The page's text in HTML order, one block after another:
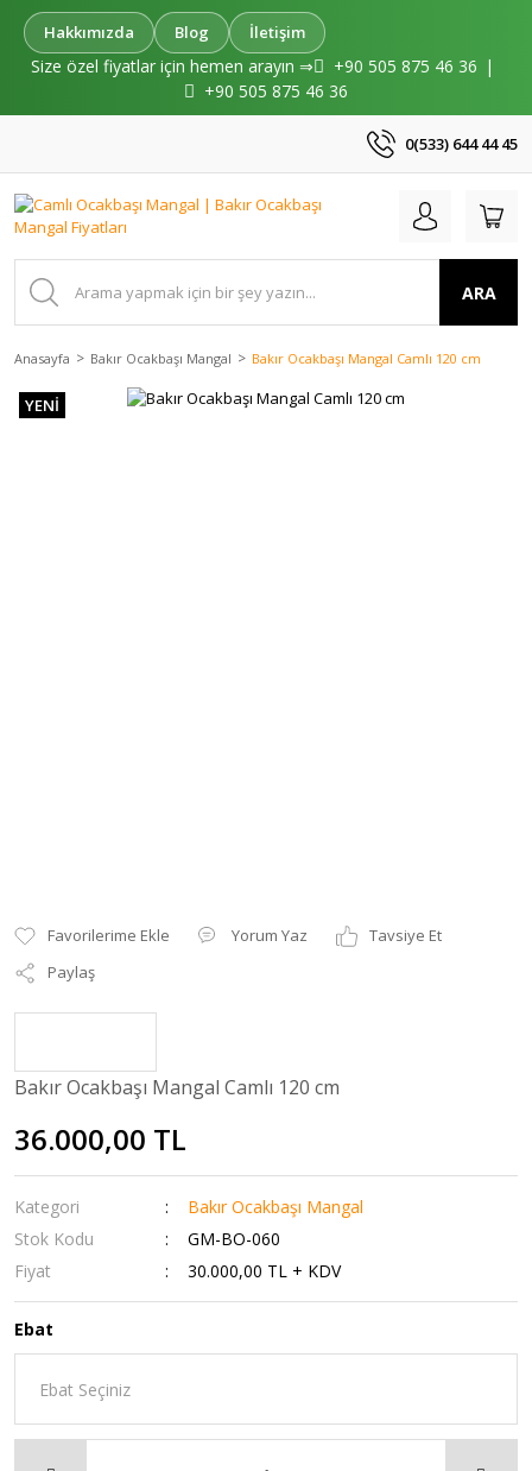
Hakkımızda Blog İletişim
Size özel fiyatlar için hemen arayın ⇒ +90 505 875 46 36 |
+90 505 875 46 36
0(533) 644 44 45
ARA
Anasayfa Bakır Ocakbaşı Mangal Bakır Ocakbaşı Mangal Camlı 120 cm
YENİ
Yorum Yaz
Tavsiye Et
Paylaş
Bakır Ocakbaşı Mangal Camlı 120 cm
36.000,00 TL
Kategori
Bakır Ocakbaşı Mangal
Stok Kodu
GM-BO-060
Fiyat
30.000,00 TL + KDV
Ebat